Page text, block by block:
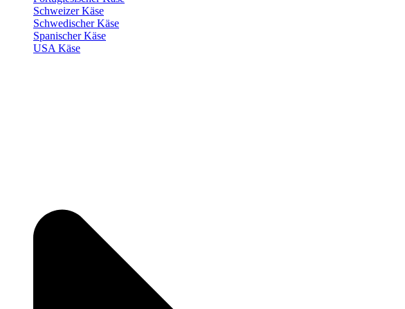
Schweizer Käse
Schwedischer Käse
Spanischer Käse
USA Käse